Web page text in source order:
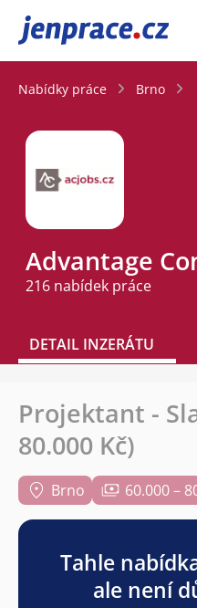
JenPráce.cz
Nabídky práce Brno
Advantage
216 nabídek práce
DETAIL INZERÁTU
Projektant -
80.000 Kč)
Brno 60.000 –
Tahle
ale není